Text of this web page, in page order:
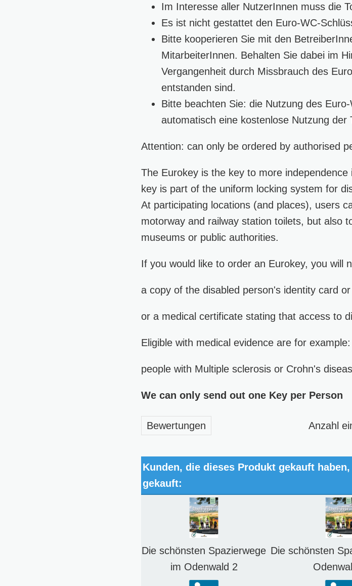
Im Interesse aller NutzerInnen muss die
Es ist nicht gestattet den Euro-WC-
Bitte kooperieren Sie mit den
MitarbeiterInnen. Behalten Sie dabei im
Vergangenheit durch Missbrauch des
entstanden sind.
Bitte beachten Sie: die Nutzung des
automatisch eine kostenlose Nutzung der
Attention: can only be ordered by authorised
The Eurokey is the key to more
key is part of the uniform locking system for
At participating locations (and places), users
motorway and railway station toilets, but also
museums or public authorities.
If you would like to order an Eurokey, you will
a copy of the disabled person's identity card
or a medical certificate stating that access to
Eligible with medical evidence are for example:
people with Multiple sclerosis or Crohn's
We can only send out one Key per Person
Anzahl
Bewertungen
Kunden, die dieses Produkt gekauft
gekauft:
Die schönsten Spazierwege
im Odenwald 2
Die schönsten